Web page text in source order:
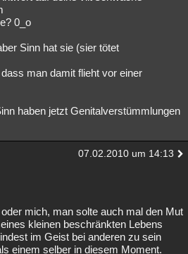
0_o
Sinn hat sie (sier tötet
man damit flieht vor einer
haben jetzt Genitalverstümmlungen
07.02.2010 um 14:13
mich, man solte auch mal den Mut
kleinen beschränkten Lebens
im Geist bei anderen zu sein
einem selber in diesem Moment.